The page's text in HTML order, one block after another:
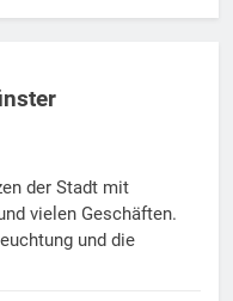
der Stadt mit
vielen Geschäften.
und die